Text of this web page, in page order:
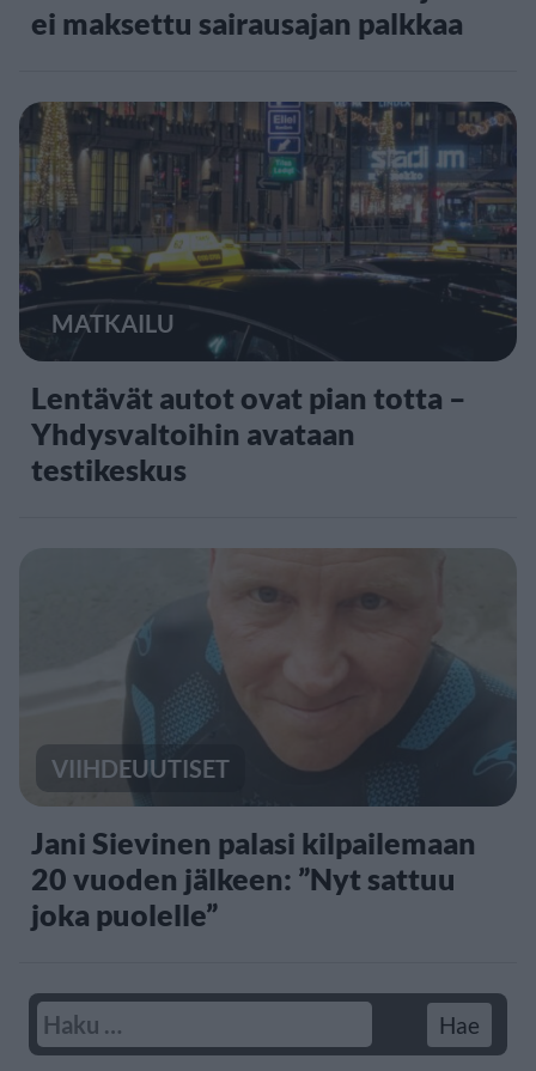
ei maksettu sairausajan palkkaa
MATKAILU
Lentävät autot ovat pian totta –
Yhdysvaltoihin avataan
testikeskus
VIIHDEUUTISET
Jani Sievinen palasi kilpailemaan
20 vuoden jälkeen: ”Nyt sattuu
joka puolelle”